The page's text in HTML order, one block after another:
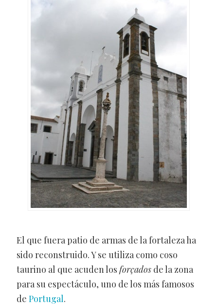
El que fuera patio de armas de la fortaleza ha
sido reconstruido. Y se utiliza como coso
taurino al que acuden los forçadosde la zona
para su espectáculo, uno de los más famosos
de Portugal.